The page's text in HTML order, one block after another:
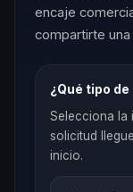
encaje
compartirte
¿Qué tipo
Selecciona la
solicitud
inicio.